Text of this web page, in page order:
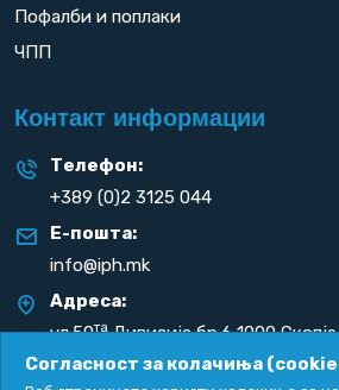
Пофалби и поплаки
ЧПП
Контакт информации
Телефон:
+389 (0)2 3125 044
Е-пошта:
info@iph.mk
Адреса:
ул.50таДивизија бр.6 1000 Скопје
Република С. Македонија
Согласност за колачиња